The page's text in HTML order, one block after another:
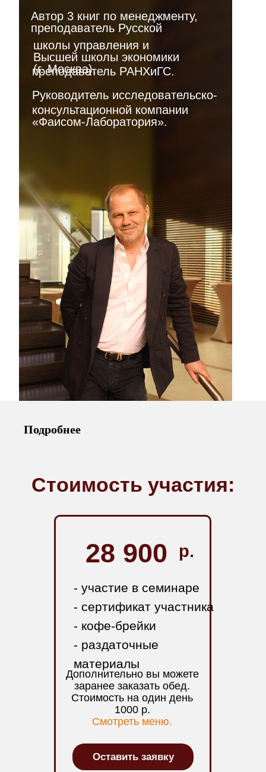
Автор 3 книг по менеджменту,
преподаватель Русской
школы управления и
Высшей школы экономики
(г. Москва),
преподаватель РАНХиГС.
консультационной компании
«Фаисом-Лаборатория».
Руководитель исследовательско-
Подробнее
Стоимость участия:
28 900
Оставить заявку
р.
- участие в семинаре
- сертификат участника
- кофе-брейки
- раздаточные
материалы
Дополнительно вы можете
заранее заказать обед.
Стоимость на один день
1000 р.
Смотреть меню.